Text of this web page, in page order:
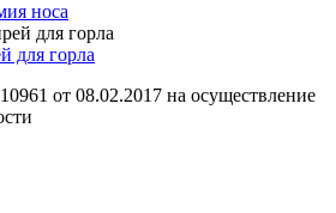
носа
для горла
от 08.02.2017 на осуществление